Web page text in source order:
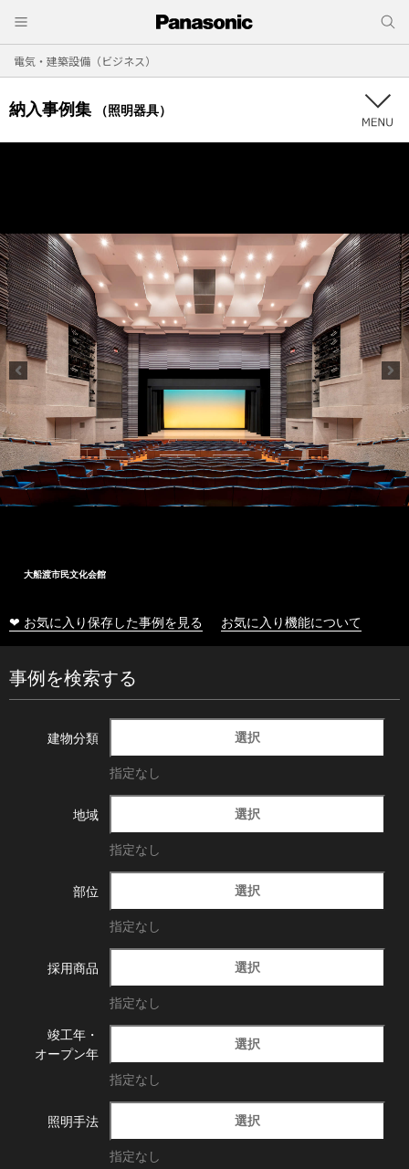
電気・建築設備（ビジネス）
納入事例集 （照明器具）
大船渡市民文化会館
❤ お気に入り保存した事例を見る お気に入り機能について
事例を検索する
建物分類 選択
指定なし
地域 選択
指定なし
部位 選択
指定なし
採用商品 選択
指定なし
竣工年・
オープン年
選択
指定なし
照明手法 選択
指定なし